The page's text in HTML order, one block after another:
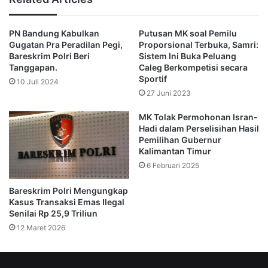
“Mohon segera datang ke kantor Bareskrim Jakarta Pusat
unjuk rasa,” jelas Andovi lagi.
Dalam video itu, Andovi lantas dengan cepat membantah
bawah aksi yang diikutinya dari pagi tadi tidak melakukan
tindak kekerasan hanya sebatas aksi damai untuk
menyampaikan aspirasi.
“Tidak ada aksi kekerasan di sini. Kita di sini bangga sama
DPR karena mereka bisa meeting cepat-cepat,” ucap
Andovi yang sedang bersama Komika Bintang Emon, dan
Aktivis Dandy Laksono.
“Kita damai ya tuh, lihat tuh. Bukti ya… Jadi kepada nomor
ini yang WhatsApp gua, nih lihat ya,” tutupnya.
PN Bandung Kabulkan
Gugatan Pra Peradilan Pegi,
Bareskrim Polri Beri
Tanggapan.
10 Juli 2024
Putusan MK soal Pemilu
Proporsional Terbuka, Samri:
Sistem Ini Buka Peluang
Caleg Berkompetisi secara
Sportif
27 Juni 2023
Bareskrim Polri Mengungkap
Kasus Transaksi Emas Ilegal
Senilai Rp 25,9 Triliun
12 Maret 2026
MK Tolak Permohonan Isran-
Hadi dalam Perselisihan Hasil
Pemilihan Gubernur
Kalimantan Timur
6 Februari 2025